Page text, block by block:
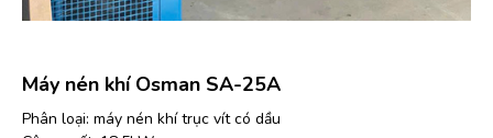
Máy nén khí Osman SA-25A
Phân loại: máy nén khí trục vít có dầu